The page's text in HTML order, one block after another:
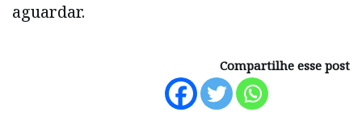
aguardar.
Compartilhe esse post